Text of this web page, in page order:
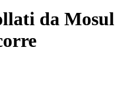
da Mosul